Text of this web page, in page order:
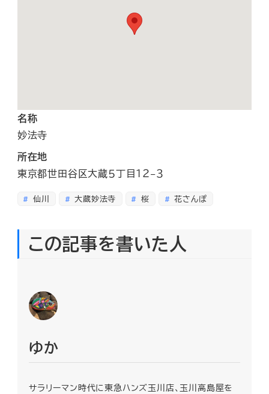
名称
妙法寺
所在地
東京都世田谷区大蔵５丁目１２−３
仙川 大蔵妙法寺 桜 花さんぽ
この記事を書いた人
ゆか
サラリーマン時代に東急ハンズ玉川店、玉川高島屋を